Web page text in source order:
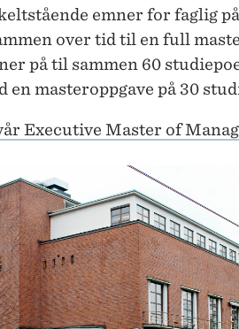
emner for faglig
over tid til en full
på til sammen 60
en masteroppgave på 30
Executive Master of